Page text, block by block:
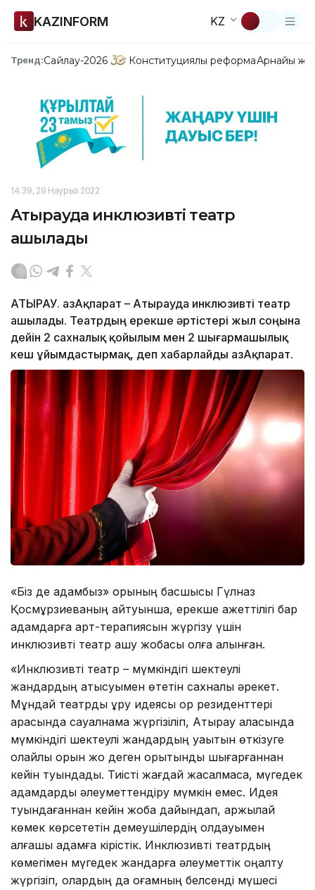
KAZINFORM KZ
Тренд:Сайлау-2026 Конституциялық реформаАрнайы
14:39, 29 Наурыз 2022
Атырауда инклюзивті театр
ашылады
АТЫРАУ. ҚазАқпарат – Атырауда инклюзивті театр
ашылады. Театрдың ерекше әртістері жыл соңына
дейін 2 сахналық қойылым мен 2 шығармашылық
кеш ұйымдастырмақ, деп хабарлайды ҚазАқпарат.
«Біз де адамбыз» қорының басшысы Гүлназ
Қосмұрзиеваның айтуынша, ерекше қажеттілігі бар
адамдарға арт-терапиясын жүргізу үшін
инклюзивті театр ашу жобасы қолға алынған.
«Инклюзивті театр – мүмкіндігі шектеулі
жандардың қатысуымен өтетін сахналық әрекет.
Мұндай театрды құру идеясы қор резиденттері
арасында сауалнама жүргізіліп, Атырау қаласында
мүмкіндігі шектеулі жандардың уақытын өткізуге
қолайлы орын жоқ деген қорытынды шығарғаннан
кейін туындады. Тиісті жағдай жасалмаса, мүгедек
адамдарды әлеуметтендіру мүмкін емес. Идея
туындағаннан кейін жоба дайындап, қаржылай
көмек көрсететін демеушілердің қолдауымен
алғашқы қадамға кірістік. Инклюзивті театрдың
көмегімен мүгедек жандарға әлеуметтік оңалту
жүргізіп, олардың да қоғамның белсенді мүшесі